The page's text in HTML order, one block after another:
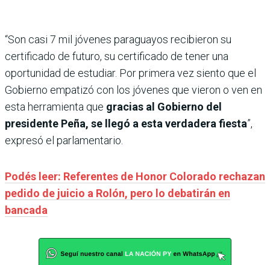
“Son casi 7 mil jóvenes paraguayos recibieron su
certificado de futuro, su certificado de tener una
oportunidad de estudiar. Por primera vez siento que el
Gobierno empatizó con los jóvenes que vieron o ven en
esta herramienta que gracias al Gobierno del
presidente Peña, se llegó a esta verdadera fiesta”,
expresó el parlamentario.
Podés leer: Referentes de Honor Colorado rechazan
pedido de juicio a Rolón, pero lo debatirán en
bancada